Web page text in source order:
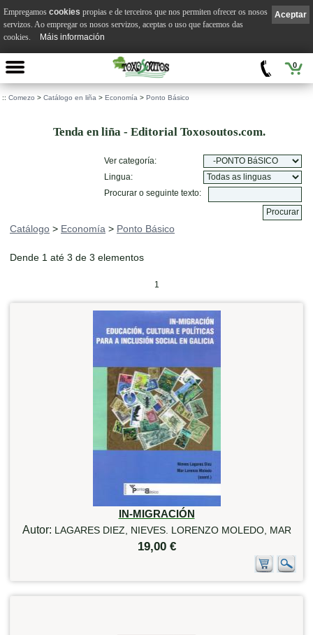
0
:: Comezo > Catálogo en liña > Economía > Ponto Básico
Tenda en liña - Editorial Toxosoutos.com.
Ver categoría:
Lingua:
Procurar o seguinte texto:
Catálogo > Economía > Ponto Básico
Dende 1 até 3 de 3 elementos
1
IN-MIGRACIÓN
Autor: LAGARES DIEZ, NIEVES. LORENZO MOLEDO, MAR
19,00 €
Aceptar
Empregamos cookies propias e de terceiros que nos permiten ofrecer os nosos
servizos. Ao empregar os nosos servizos, aceptas o uso que facemos das
cookies.
Máis información